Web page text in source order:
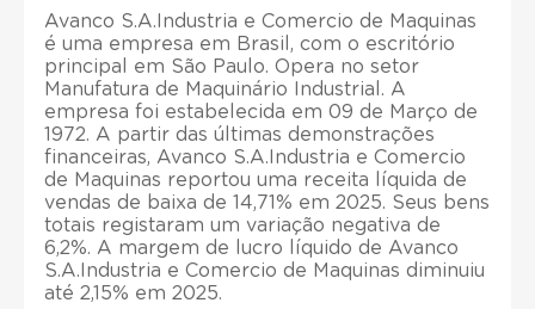
Avanco S.A.Industria e Comercio de Maquinas
é uma empresa em Brasil, com o escritório
principal em São Paulo. Opera no setor
Manufatura de Maquinário Industrial. A
empresa foi estabelecida em 09 de Março de
1972. A partir das últimas demonstrações
financeiras, Avanco S.A.Industria e Comercio
de Maquinas reportou uma receita líquida de
vendas de baixa de 14,71% em 2025. Seus bens
totais registaram um variação negativa de
6,2%. A margem de lucro líquido de Avanco
S.A.Industria e Comercio de Maquinas diminuiu
até 2,15% em 2025.